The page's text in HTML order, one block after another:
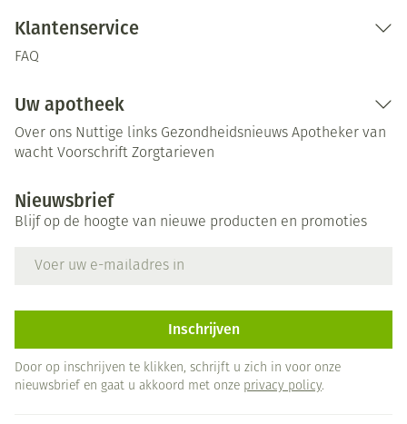
Klantenservice
FAQ
Uw apotheek
Over ons Nuttige links Gezondheidsnieuws Apotheker van
wacht Voorschrift Zorgtarieven
Nieuwsbrief
Blijf op de hoogte van nieuwe producten en promoties
Inschrijven
Door op inschrijven te klikken, schrijft u zich in voor onze
nieuwsbrief en gaat u akkoord met onze privacy policy.